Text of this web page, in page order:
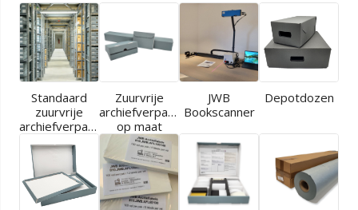
Standaard
zuurvrije
archiefverpakkingen
Zuurvrije
archiefverpakkingen
op maat
JWB
Bookscanner
Depotdozen